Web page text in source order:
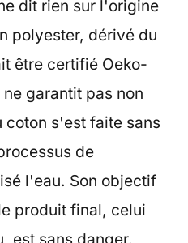
dit rien sur l'origine
polyester, dérivé du
être certifié Oeko-
garantit pas non
coton s'est faite sans
de
l'eau. Son objectif
produit final, celui
est sans danger.